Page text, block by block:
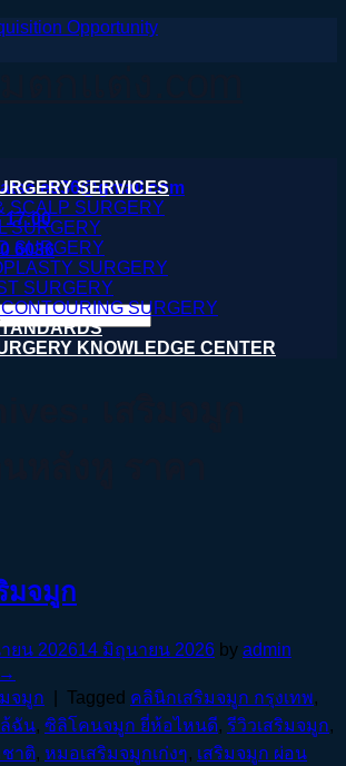
Opportunity
17:00
6036
SERVICES
SCALP SURGERY
SURGERY
SURGERY
SURGERY
SURGERY
SURGERY
KNOWLEDGE CENTER
มจมูก
ยน 202614 มิถุนายน 2026 by admin
→
จมูก Tagged คลินิกเสริมจมูก กรุงเทพ,
ฉัน, ซิลิโคนจมูก ยี่ห้อไหนดี, รีวิวเสริมจมูก,
ชาติ, หมอเสริมจมูกเก่งๆ, เสริมจมูก ผ่อน